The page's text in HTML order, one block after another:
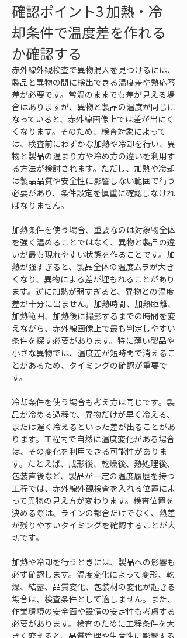
確認ポイント3 加熱・冷
却条件で温度差を作れる
か確認する
赤外線外観検査で異物混入を見つけるには、
製品と異物の間に検出できる温度差や熱応答
差が必要です。常温のままでも差が見える場
合はありますが、異物と製品の温度が同じに
なっていると、赤外線画像上では差が出にく
くなります。そのため、検査対象によって
は、検査前にわずかな加熱や冷却を行い、異
物と製品の温まり方や冷め方の違いを利用す
る方法が検討されます。ただし、加熱や冷却
は製品品質や安全性に影響しない範囲で行う
必要があり、条件設定を慎重に確認しなけれ
ばなりません。
加熱条件を使う場合、重要なのは対象物全体
を強く温めることではなく、異物と製品の違
いが最も現れやすい状態を作ることです。加
熱が強すぎると、製品全体の温度ムラが大き
くなり、異物による差が埋もれることがあり
ます。逆に加熱が弱すぎると、異物との温度
差が十分に出ません。加熱時間、加熱距離、
加熱範囲、加熱後に撮影するまでの時間を変
えながら、赤外線画像上で最も判定しやすい
条件を探す必要があります。特に薄い製品や
小さな異物では、温度差が短時間で消えるこ
とがあるため、タイミングの確認が重要で
す。
冷却条件を使う場合も考え方は同じです。製
品が冷める過程で、異物だけが早く冷える、
または遅く冷えるといった差が出ることがあ
ります。工程内で自然に温度変化がある場合
は、その変化を利用できる可能性がありま
す。たとえば、成形後、乾燥後、熱処理後、
包装直後など、製品が一定の温度履歴を持つ
工程では、赤外線外観検査を入れる位置によ
って異物の見え方が変わります。検査位置を
決める際は、ラインの都合だけでなく、熱差
が残りやすいタイミングを確認することが大
切です。
加熱や冷却を行うときには、製品への影響も
必ず確認します。温度変化によって変形、乾
燥、結露、品質変化、包装材の変化が起きる
場合は、検査条件として適しません。また、
作業環境の安全面や設備の安定性も考慮する
必要があります。検査のために工程条件を大
きく変えると、品質管理や生産性に影響する